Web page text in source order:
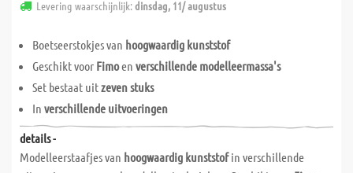
Levering waarschijnlijk:dinsdag, 11/ augustus
Boetseerstokjes van hoogwaardig kunststof
Geschikt voor Fimoen verschillende modelleermassa's
Set bestaat uitzeven stuks
In verschillende uitvoeringen
details -
Modelleerstaafjes van hoogwaardig kunststofin verschillende